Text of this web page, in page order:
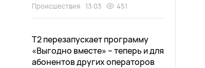
Происшествия 13:03 451
Т2 перезапускает программу
«Выгодно вместе» – теперь и для
абонентов других операторов